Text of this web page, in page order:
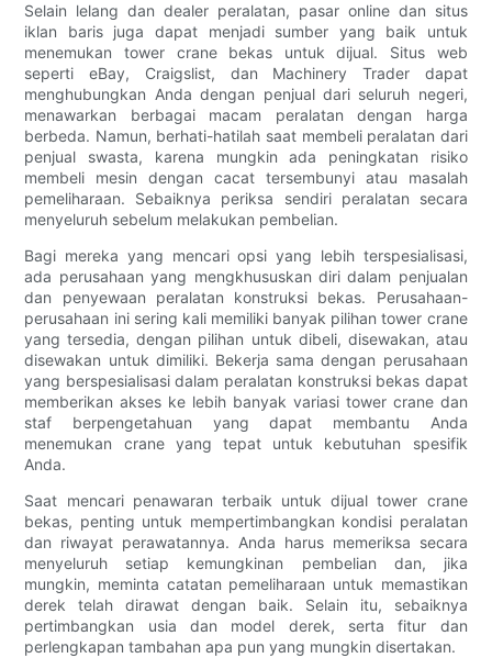
Selain lelang dan dealer peralatan, pasar online dan situs
iklan baris juga dapat menjadi sumber yang baik untuk
menemukan tower crane bekas untuk dijual. Situs web
seperti eBay, Craigslist, dan Machinery Trader dapat
menghubungkan Anda dengan penjual dari seluruh negeri,
menawarkan berbagai macam peralatan dengan harga
berbeda. Namun, berhati-hatilah saat membeli peralatan dari
penjual swasta, karena mungkin ada peningkatan risiko
membeli mesin dengan cacat tersembunyi atau masalah
pemeliharaan. Sebaiknya periksa sendiri peralatan secara
menyeluruh sebelum melakukan pembelian.
Bagi mereka yang mencari opsi yang lebih terspesialisasi,
ada perusahaan yang mengkhususkan diri dalam penjualan
dan penyewaan peralatan konstruksi bekas. Perusahaan-
perusahaan ini sering kali memiliki banyak pilihan tower crane
yang tersedia, dengan pilihan untuk dibeli, disewakan, atau
disewakan untuk dimiliki. Bekerja sama dengan perusahaan
yang berspesialisasi dalam peralatan konstruksi bekas dapat
memberikan akses ke lebih banyak variasi tower crane dan
staf berpengetahuan yang dapat membantu Anda
menemukan crane yang tepat untuk kebutuhan spesifik
Anda.
Saat mencari penawaran terbaik untuk dijual tower crane
bekas, penting untuk mempertimbangkan kondisi peralatan
dan riwayat perawatannya. Anda harus memeriksa secara
menyeluruh setiap kemungkinan pembelian dan, jika
mungkin, meminta catatan pemeliharaan untuk memastikan
derek telah dirawat dengan baik. Selain itu, sebaiknya
pertimbangkan usia dan model derek, serta fitur dan
perlengkapan tambahan apa pun yang mungkin disertakan.